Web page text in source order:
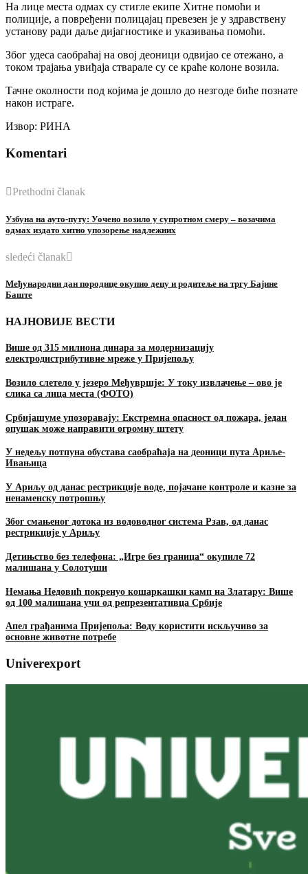
На лице места одмах су стигле екипе Хитне помоћи и
полиције, а повређени полицајац превезен је у здравствену
установу ради даље дијагностике и указивања помоћи.
Због удеса саобраћај на овој деоници одвијао се отежано, а
током трајања увиђаја стварале су се краће колоне возила.
Тачне околности под којима је дошло до незгоде биће познате
након истраге.
Извор: РИНА
Komentari
Prethodni članak
Узбуна на ауто-путу: Уочено возило у супротном смеру – возачима
одмах издато хитно упозорење надлежних
sledeći članak
Међународни дан породице окупио децу и родитеље на тргу Бајине
Баште
НАЈНОВИЈЕ ВЕСТИ
Више од 315 милиона динара за модернизацију
електродистрибутивне мреже у Пријепољу
Возило слетело у језеро Међувршје: У току извлачење – ово је
слика са лица места (ФОТО)
Србијашуме упозоравају: Екстремна опасност од пожара, један
опушак може направити огромну штету
У недељу потпуна обустава саобраћаја на деоници пута Ариље-
Ивањица
У Ариљу од данас рестрикције воде, појачане контроле и казне за
ненаменску потрошњу
Због смањеног дотока из водоводног система Рзав, од данас
рестрикције у Ариљу
Детињство без телефона: „Игре без граница“ окупиле 72
малишана у Солотуши
Немања Недовић покренуо кошаркашки камп на Златару: Више
од 100 малишана учи од репрезентативца Србије
Апел грађанима Пријепоља: Воду користити искључиво за
основне животне потребе
Univerexport